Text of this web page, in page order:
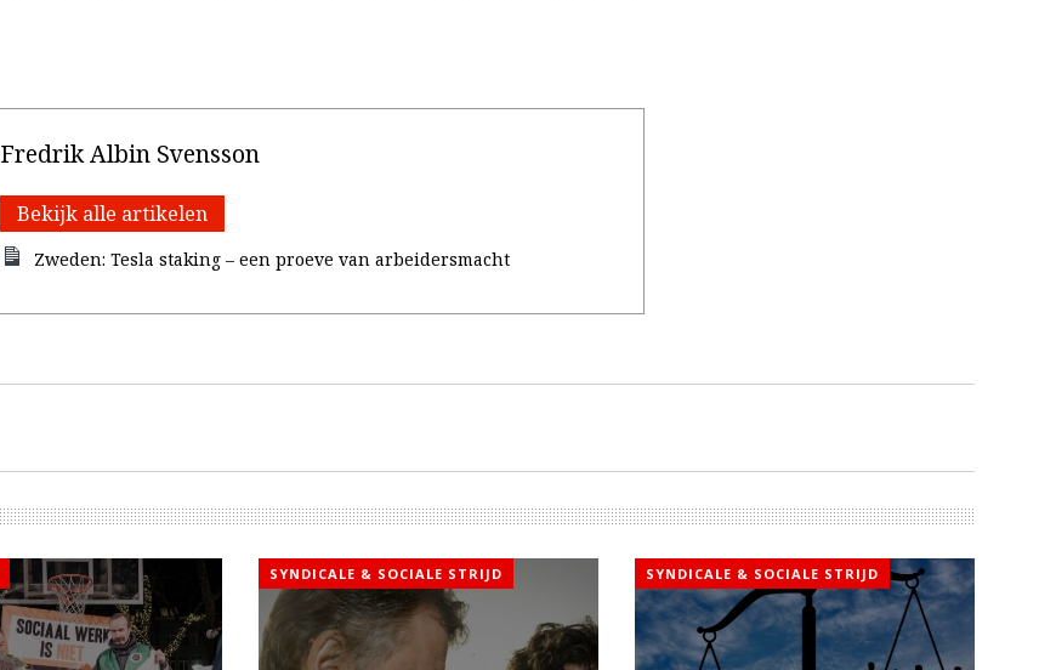
Fredrik Albin Svensson
Bekijk alle artikelen
Zweden: Tesla staking – een proeve van arbeidersmacht
SYNDICALE & SOCIALE STRIJD SYNDICALE & SOCIALE STRIJD